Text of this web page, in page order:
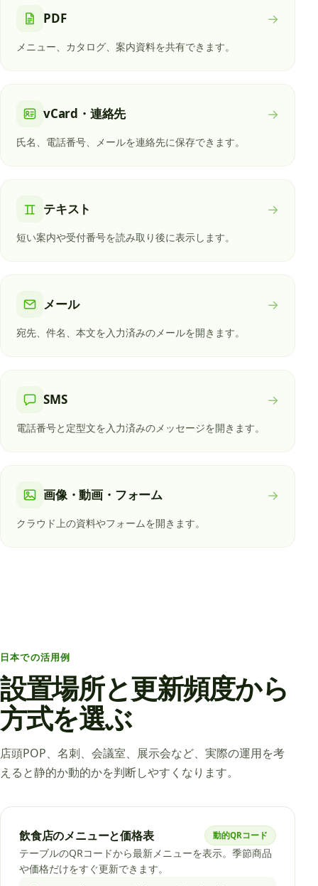
PDF →
メニュー、カタログ、案内資料を共有できます。
vCard・連絡先 →
氏名、電話番号、メールを連絡先に保存できます。
テキスト →
短い案内や受付番号を読み取り後に表示します。
メール →
宛先、件名、本文を入力済みのメールを開きます。
SMS →
電話番号と定型文を入力済みのメッセージを開きます。
画像・動画・フォーム →
クラウド上の資料やフォームを開きます。
日本での活用例
設置場所と更新頻度から
方式を選ぶ
店頭POP、名刺、会議室、展示会など、実際の運用を考
えると静的か動的かを判断しやすくなります。
飲食店のメニューと価格表 動的QRコード
テーブルのQRコードから最新メニューを表示。季節商品
や価格だけをすぐ更新できます。